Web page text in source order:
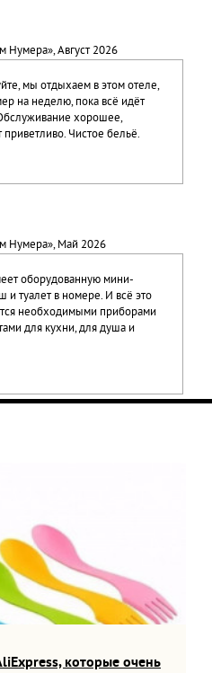
Нумера», Август 2026
мы отдыхаем в этом отеле,
на неделю, пока всё идёт
хорошее,
приветливо. Чистое бельё.
Нумера», Май 2026
оборудованную мини-
и туалет в номере. И всё это
необходимыми приборами
для кухни, для душа и
которые очень